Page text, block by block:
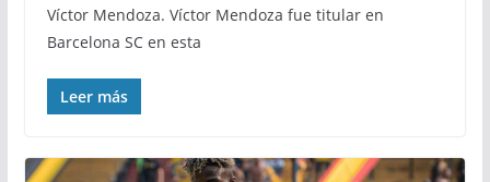
Víctor Mendoza. Víctor Mendoza fue titular en
Barcelona SC en esta
Leer más